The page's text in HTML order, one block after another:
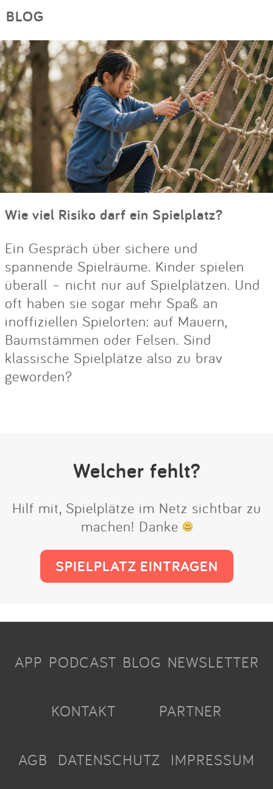
BLOG
Wie viel Risiko darf ein Spielplatz?
Ein Gespräch über sichere und
spannende Spielräume. Kinder spielen
überall – nicht nur auf Spielplätzen. Und
oft haben sie sogar mehr Spaß an
inoffiziellen Spielorten: auf Mauern,
Baumstämmen oder Felsen. Sind
klassische Spielplätze also zu brav
geworden?
Welcher fehlt?
Hilf mit, Spielplätze im Netz sichtbar zu
machen! Danke
SPIELPLATZ EINTRAGEN
APP PODCAST BLOG NEWSLETTER
KONTAKT PARTNER
AGB DATENSCHUTZ IMPRESSUM